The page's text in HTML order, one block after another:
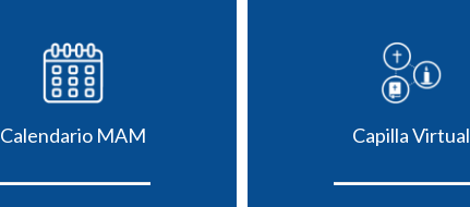
Calendario MAM Capilla Virtual